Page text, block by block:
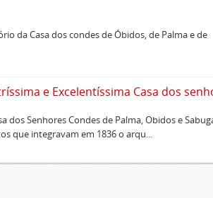
da Casa dos condes de Óbidos, de Palma e de
Senhores Condes de Palma, Obidos e
que integravam em 1836 o arqu...